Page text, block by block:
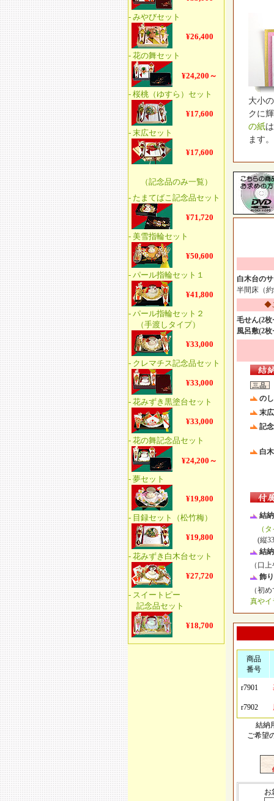
大小
クに
の紙
ます
白木台の
半間床（
◆
毛せん(2
風呂敷(2
のし
末広
記
白
結
（
(縦
結
（口
飾
（初
真やイ
商品
番号
r7901
r7902
結納
ご希望
お